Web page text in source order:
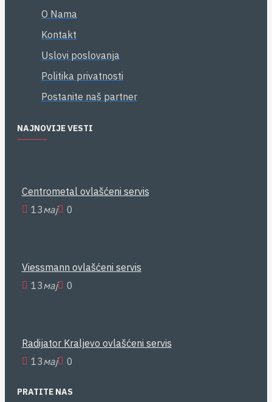
O Nama
Kontakt
Uslovi poslovanja
Politika privatnosti
Postanite naš partner
NAJNOVIJE VESTI
Centrometal ovlašćeni servis
13мај 0
Viessmann ovlašćeni servis
13мај 0
Radijator Kraljevo ovlašćeni servis
13мај 0
PRATITE NAS